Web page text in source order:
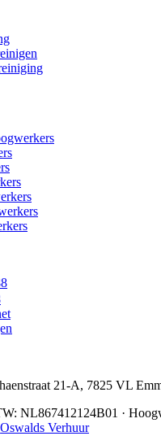
21-A, 7825 VL
NL867412124B01 ·
Oswalds Verhuur